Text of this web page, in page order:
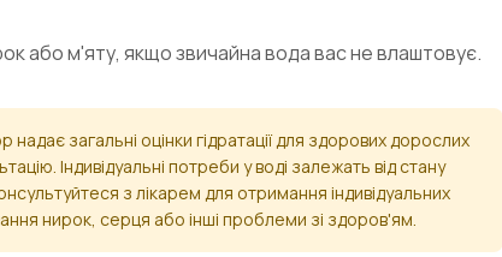
або м'яту, якщо звичайна вода вас не влаштовує.
надає загальні оцінки гідратації для здорових дорослих
Індивідуальні потреби у воді залежать від стану
з лікарем для отримання індивідуальних
нирок, серця або інші проблеми зі здоров'ям.